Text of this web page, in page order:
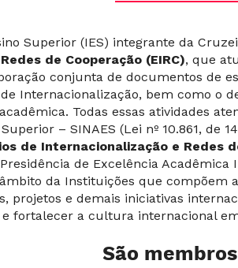
Superior (IES) integrante da
de Cooperação (EIRC), que
conjunta de documentos de
Internacionalização, bem como o
Todas essas atividades
– SINAES (Lei nº 10.861, de
de Internacionalização e Redes
de Excelência
da Instituições que compõem a
projetos e demais iniciativas
fortalecer a cultura internacional
São membros